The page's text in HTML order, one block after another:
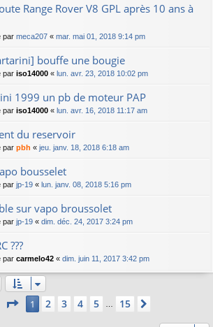
Range Rover V8 GPL après 10 ans à
par meca207 « mar. mai 01, 2018 9:14 pm
bouffe une bougie
par iso14000 « lun. avr. 23, 2018 10:02 pm
1999 un pb de moteur PAP
par iso14000 « lun. avr. 16, 2018 11:17 am
du reservoir
par pbh « jeu. janv. 18, 2018 6:18 am
bousselet
par jp-19 « lun. janv. 08, 2018 5:16 pm
sur vapo broussolet
par jp-19 « dim. déc. 24, 2017 3:24 pm
???
par carmelo42 « dim. juin 11, 2017 3:42 pm
Page 1sur 15
1 2 3 4 5 15